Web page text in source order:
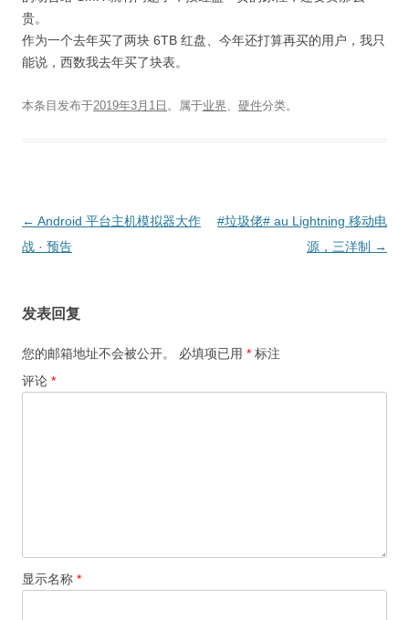
贵。
作为一个去年买了两块 6TB 红盘、今年还打算再买的用户，我只
能说，西数我去年买了块表。
本条目发布于2019年3月1日 。属于业界 硬件分类。
文
章
← Android 平台主机模拟器大作
战 · 预告
#垃圾佬# au Lightning 移动电
源，三洋制 →
发表回复
您的邮箱地址不会被公开。 必填项已用 * 标注
评论 *
显示名称 *